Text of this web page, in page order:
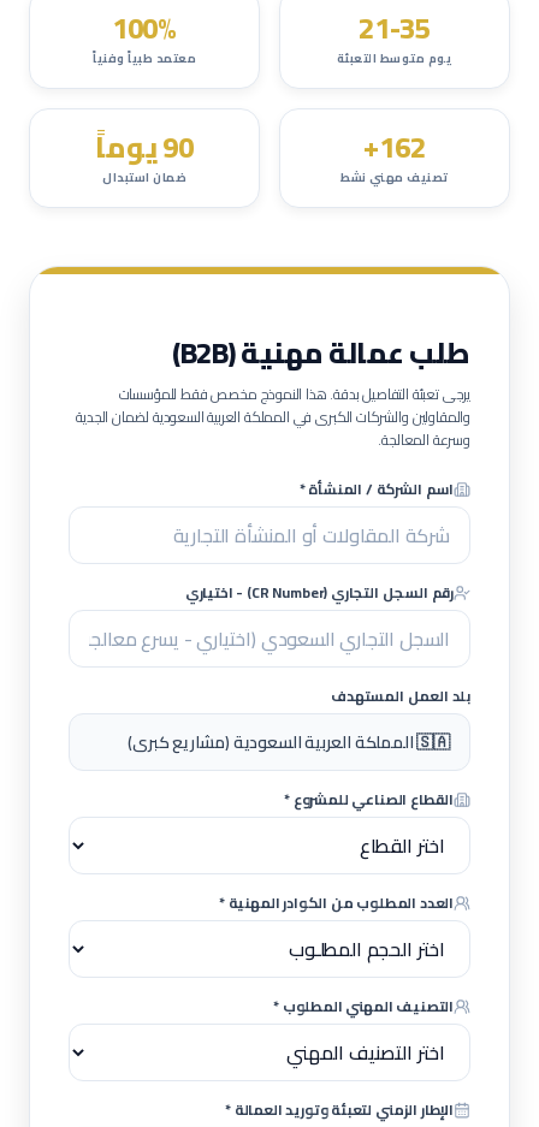
21-35
يوم متوسط التعبئة
100%
معتمد طبياً وفنياً
162+
تصنيف مهني نشط
90 يوماً
ضمان استبدال
طلب عمالة مهنية (B2B)
يرجى تعبئة التفاصيل بدقة. هذا النموذج مخصص فقط للمؤسسات
والمقاولين والشركات الكبرى في المملكة العربية السعودية لضمان الجدية
وسرعة المعالجة.
اسم الشركة / المنشأة *
رقم السجل التجاري (CR Number) - اختياري
بلد العمل المستهدف
🇸🇦 المملكة العربية السعودية (مشاريع كبرى)
القطاع الصناعي للمشروع *
العدد المطلوب من الكوادر المهنية *
التصنيف المهني المطلوب *
الإطار الزمني لتعبئة وتوريد العمالة *